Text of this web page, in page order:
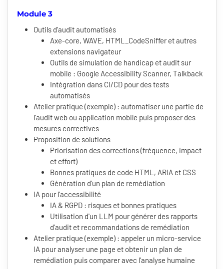
Module 3
Outils d'audit automatisés
Axe-core, WAVE, HTML_CodeSniffer et autres
extensions navigateur
Outils de simulation de handicap et audit sur
mobile : Google Accessibility Scanner, Talkback
Intégration dans CI/CD pour des tests
automatisés
Atelier pratique (exemple) : automatiser une partie de
l'audit web ou application mobile puis proposer des
mesures correctives
Proposition de solutions
Priorisation des corrections (fréquence, impact
et effort)
Bonnes pratiques de code HTML, ARIA et CSS
Génération d'un plan de remédiation
IA pour l'accessibilité
IA & RGPD : risques et bonnes pratiques
Utilisation d'un LLM pour générer des rapports
d'audit et recommandations de remédiation
Atelier pratique (exemple) : appeler un micro-service
IA pour analyser une page et obtenir un plan de
remédiation puis comparer avec l'analyse humaine